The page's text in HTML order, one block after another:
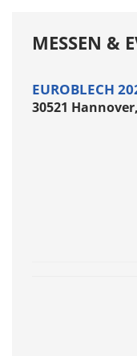
MESSEN &
EUROBLECH
30521